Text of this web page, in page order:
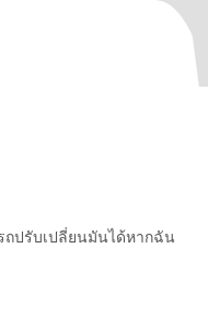
ปรับเปลี่ยนมันได้หากฉัน